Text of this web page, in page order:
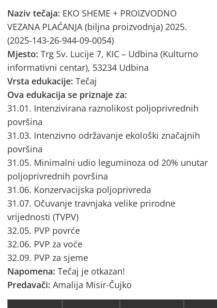
Naziv tečaja: EKO SHEME + PROIZVODNO
VEZANA PLAĆANJA (biljna proizvodnja) 2025.
(2025-143-26-944-09-0054)
Mjesto: Trg Sv. Lucije 7, KIC – Udbina (Kulturno
informativni centar), 53234 Udbina
Vrsta edukacije: Tečaj
Ova edukacija se priznaje za:
31.01. Intenzivirana raznolikost poljoprivrednih
površina
31.03. Intenzivno održavanje ekološki značajnih
površina
31.05. Minimalni udio leguminoza od 20% unutar
poljoprivrednih površina
31.06. Konzervacijska poljoprivreda
31.07. Očuvanje travnjaka velike prirodne
vrijednosti (TVPV)
32.05. PVP povrće
32.06. PVP za voće
32.09. PVP za sjeme
Napomena: Tečaj je otkazan!
Predavači: Amalija Misir-Čujko